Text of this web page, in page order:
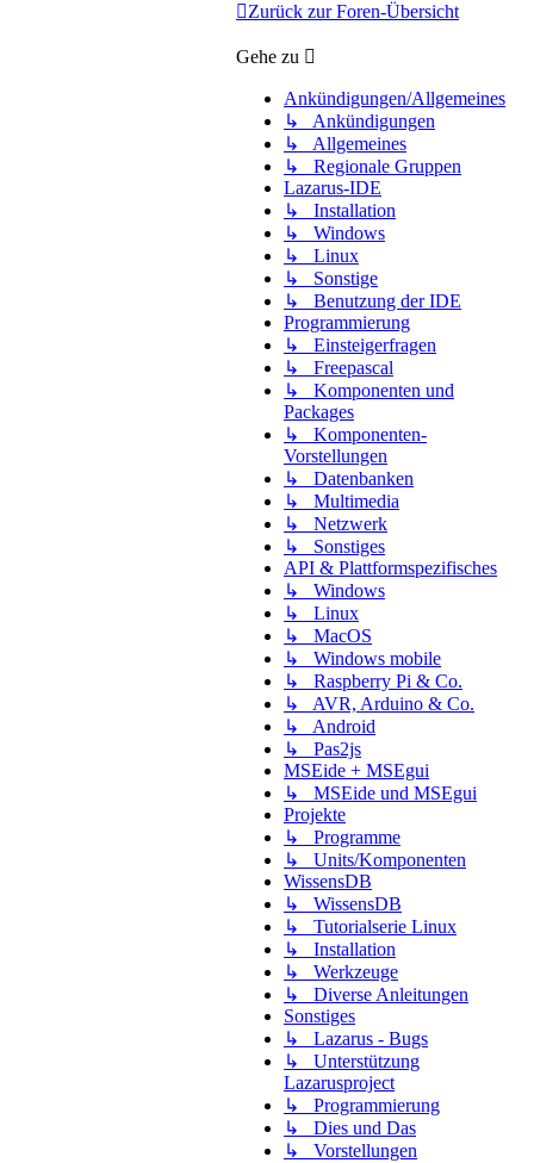
Zurück zur Foren-Übersicht
Gehe zu
Ankündigungen/Allgemeines
↳ Ankündigungen
↳ Allgemeines
↳ Regionale Gruppen
Lazarus-IDE
↳ Installation
↳ Windows
↳ Linux
↳ Sonstige
↳ Benutzung der IDE
Programmierung
↳ Einsteigerfragen
↳ Freepascal
↳ Komponenten und
Packages
↳ Komponenten-
Vorstellungen
↳ Datenbanken
↳ Multimedia
↳ Netzwerk
↳ Sonstiges
API & Plattformspezifisches
↳ Windows
↳ Linux
↳ MacOS
↳ Windows mobile
↳ Raspberry Pi & Co.
↳ AVR, Arduino & Co.
↳ Android
↳ Pas2js
MSEide + MSEgui
↳ MSEide und MSEgui
Projekte
↳ Programme
↳ Units/Komponenten
WissensDB
↳ WissensDB
↳ Tutorialserie Linux
↳ Installation
↳ Werkzeuge
↳ Diverse Anleitungen
Sonstiges
↳ Lazarus - Bugs
↳ Unterstützung
Lazarusproject
↳ Programmierung
↳ Dies und Das
↳ Vorstellungen